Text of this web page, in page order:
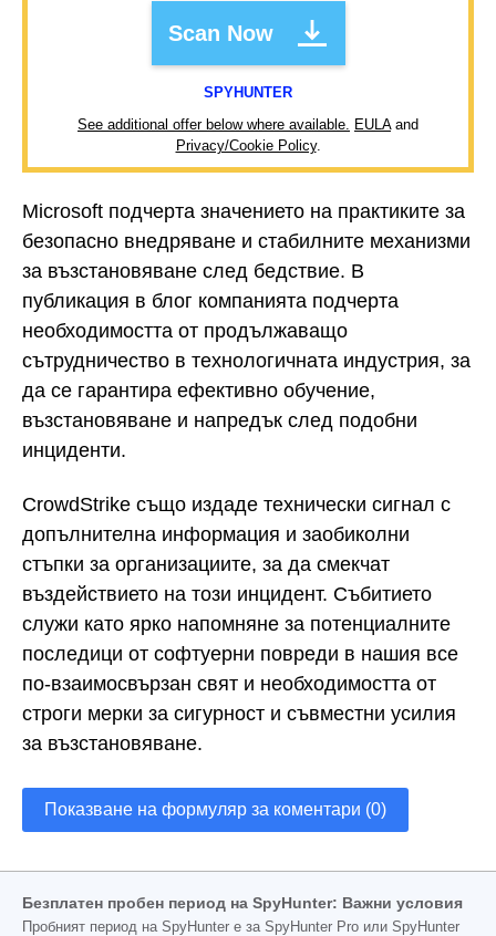
Scan Now
SPYHUNTER
See additional offer below where available. EULAand
Privacy/Cookie Policy.
Microsoft подчерта значението на практиките за
безопасно внедряване и стабилните механизми
за възстановяване след бедствие. В
публикация в блог компанията подчерта
необходимостта от продължаващо
сътрудничество в технологичната индустрия, за
да се гарантира ефективно обучение,
възстановяване и напредък след подобни
инциденти.
CrowdStrike също издаде технически сигнал с
допълнителна информация и заобиколни
стъпки за организациите, за да смекчат
въздействието на този инцидент. Събитието
служи като ярко напомняне за потенциалните
последици от софтуерни повреди в нашия все
по-взаимосвързан свят и необходимостта от
строги мерки за сигурност и съвместни усилия
за възстановяване.
Показване на формуляр за коментари (0)
Безплатен пробен период на SpyHunter: Важни условия
Пробният период на SpyHunter е за SpyHunter Pro или SpyHunter